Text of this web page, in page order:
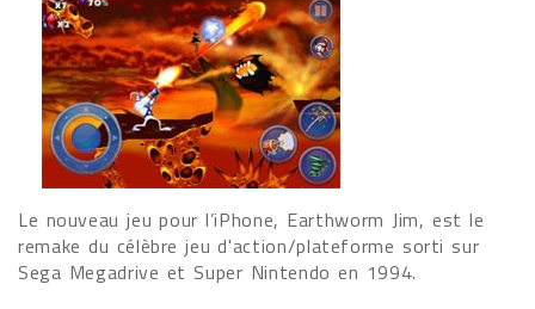
Le nouveau jeu pour l’iPhone, Earthworm Jim, est le
remake du célèbre jeu d'action/plateforme sorti sur
Sega Megadrive et Super Nintendo en 1994.